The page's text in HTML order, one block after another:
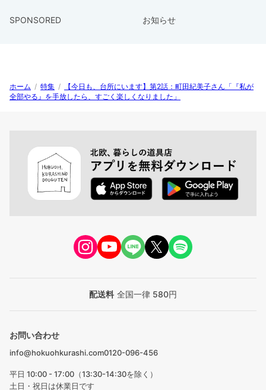
SPONSORED お知らせ
ホーム / 特集 /
【今日も、台所にいます】第2話：町田紀美子さん「『私が
全部やる』を手放したら、すごく楽しくなりました」
配送料 全国一律 580円
お問い合わせ
info@hokuohkurashi.com0120-096-456
平日 10:00 - 17:00（13:30-14:30を除く）
土日・祝日は休業日です